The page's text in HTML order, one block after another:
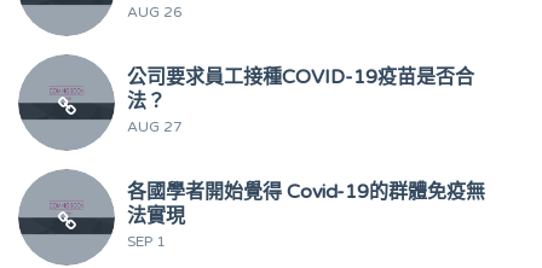
AUG 26
公司要求員工接種COVID-19疫苗是否合
法？
AUG 27
各國學者開始覺得 Covid-19的群體免疫無
法實現
SEP 1